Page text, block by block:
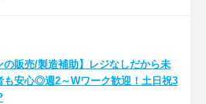
の販売/製造補助】レジなしだから未
も安心◎週2～Wワーク歓迎！土日祝3